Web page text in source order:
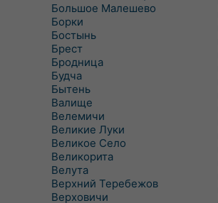
Большое Малешево
Борки
Бостынь
Брест
Бродница
Будча
Бытень
Валище
Велемичи
Великие Луки
Великое Село
Великорита
Велута
Верхний Теребежов
Верховичи